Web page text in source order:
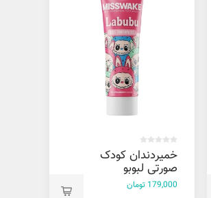
خميردندان کودک
صورتی لبوبو
میسویک 50 میل
179,000 تومان